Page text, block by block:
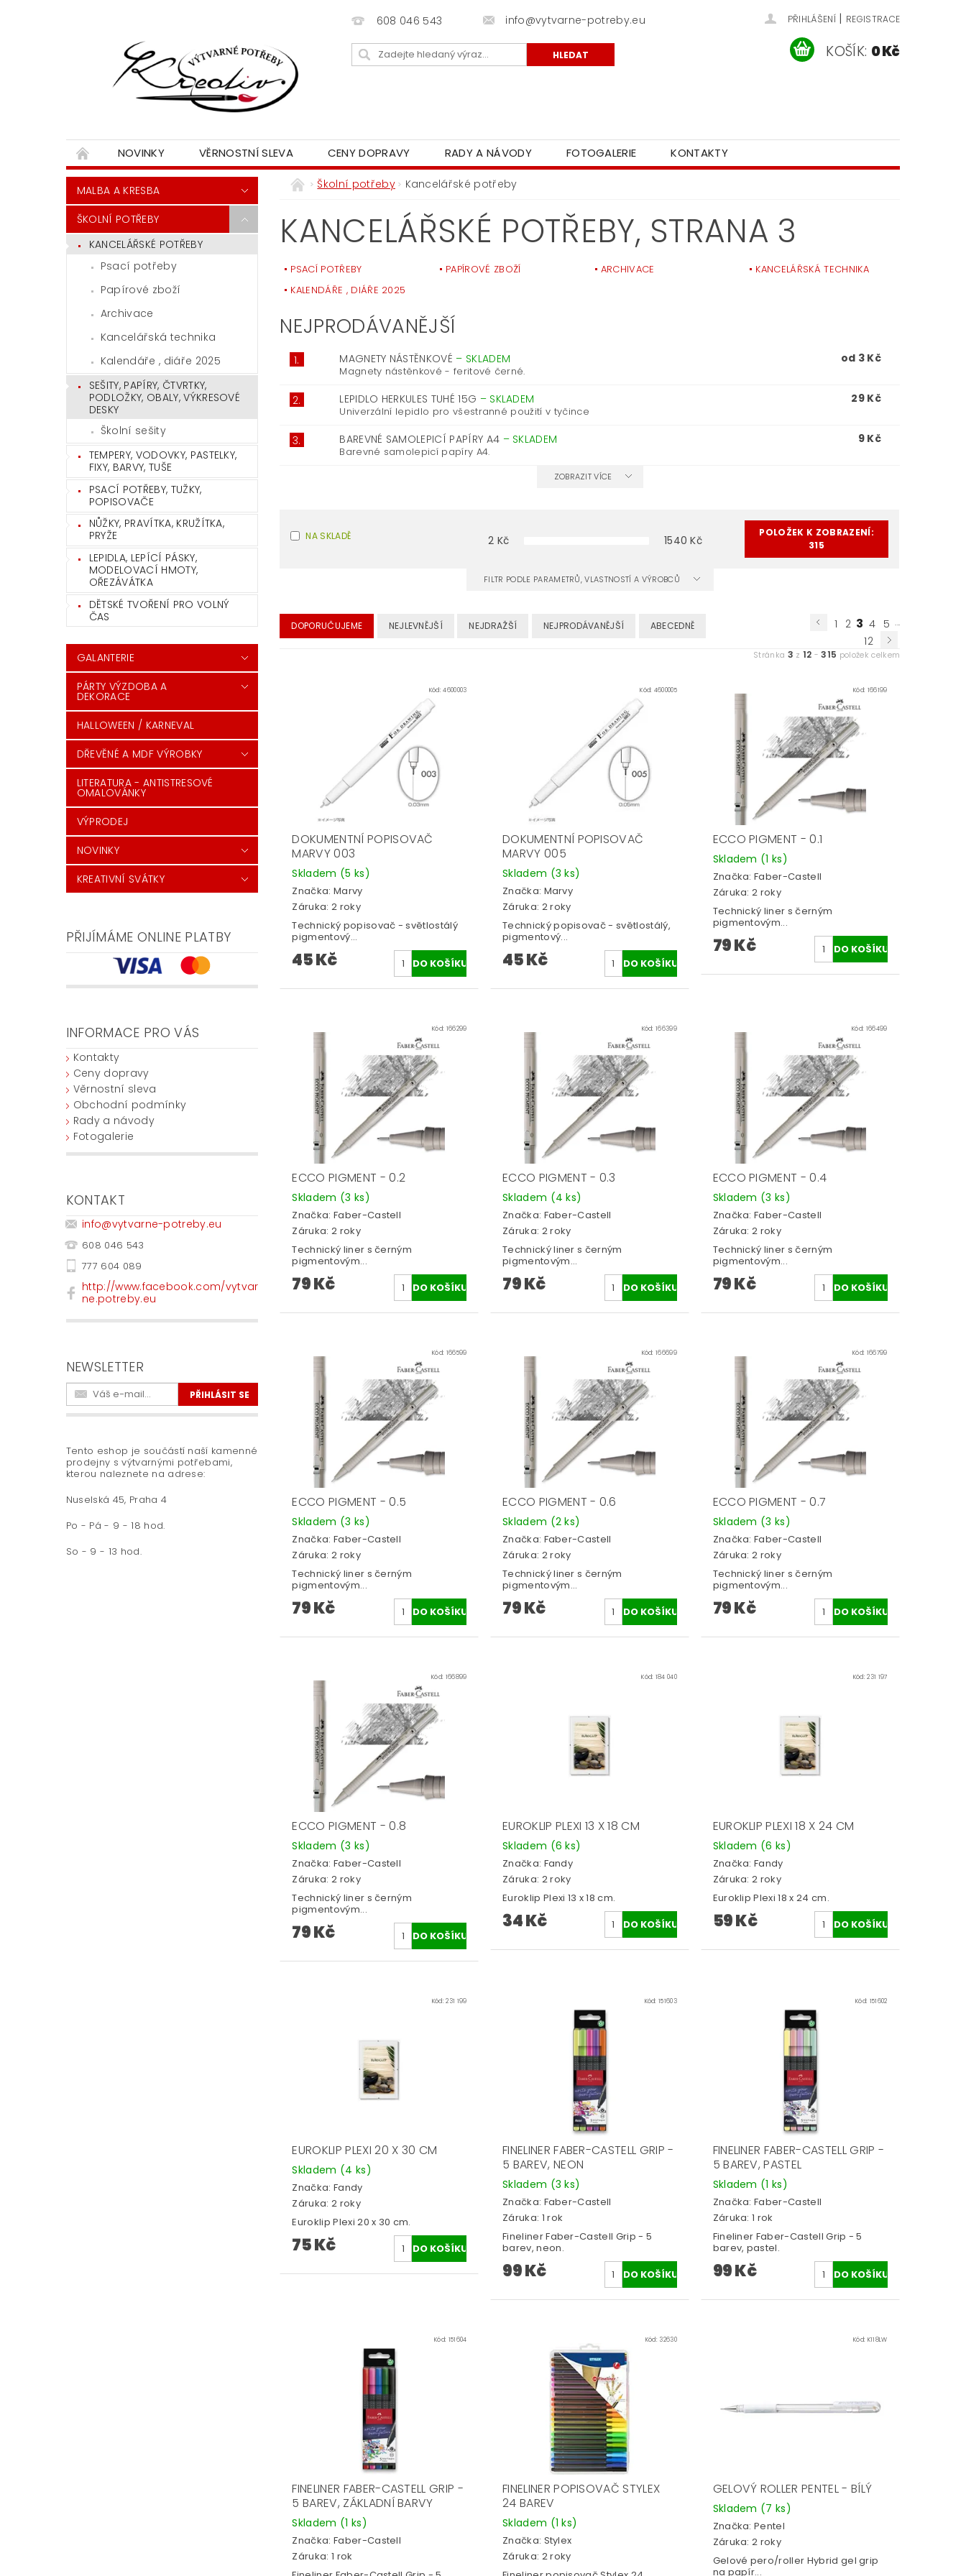
608 046 543 info@vytvarne-potreby.eu PŘIHLÁŠENÍ | REGISTRACE
KOŠÍK: 0 Kč
NOVINKY VĚRNOSTNÍ SLEVA CENY DOPRAVY RADY A NÁVODY FOTOGALERIE KONTAKTY
MALBA A KRESBA
ŠKOLNÍ POTŘEBY
KANCELÁŘSKÉ POTŘEBY
Psací potřeby
Papírové zboží
Archivace
Kancelářská technika
Kalendáře , diáře 2025
SEŠITY, PAPÍRY, ČTVRTKY,
PODLOŽKY, OBALY, VÝKRESOVÉ
DESKY
Školní sešity
TEMPERY, VODOVKY, PASTELKY,
FIXY, BARVY, TUŠE
PSACÍ POTŘEBY, TUŽKY,
POPISOVAČE
NŮŽKY, PRAVÍTKA, KRUŽÍTKA,
PRYŽE
LEPIDLA, LEPÍCÍ PÁSKY,
MODELOVACÍ HMOTY,
OŘEZÁVÁTKA
DĚTSKÉ TVOŘENÍ PRO VOLNÝ
ČAS
GALANTERIE
PÁRTY VÝZDOBA A
DEKORACE
HALLOWEEN / KARNEVAL
DŘEVĚNÉ A MDF VÝROBKY
LITERATURA - ANTISTRESOVÉ
OMALOVÁNKY
VÝPRODEJ
NOVINKY
KREATIVNÍ SVÁTKY
PŘIJÍMÁME ONLINE PLATBY
INFORMACE PRO VÁS
Kontakty
Ceny dopravy
Věrnostní sleva
Obchodní podmínky
Rady a návody
Fotogalerie
KONTAKT
info@vytvarne-potreby.eu
608 046 543
777 604 089
http://www.facebook.com/vytvar
ne.potreby.eu
NEWSLETTER
Tento eshop je součástí naší kamenné
prodejny s výtvarnými potřebami,
kterou naleznete na adrese:
Nuselská 45, Praha 4
Po - Pá - 9 - 18 hod.
So - 9 - 13 hod.
Školní potřeby Kancelářské potřeby
KANCELÁŘSKÉ POTŘEBY, STRANA 3
PSACÍ POTŘEBY PAPÍROVÉ ZBOŽÍ ARCHIVACE
KANCELÁŘSKÁ TECHNIKA
KALENDÁŘE , DIÁŘE 2025
NEJPRODÁVANĚJŠÍ
1. MAGNETY NÁSTĚNKOVÉ – SKLADEM
Magnety nástěnkové - feritové černé.
od 3 Kč
2. LEPIDLO HERKULES TUHÉ 15G – SKLADEM
Univerzální lepidlo pro všestranné použití v tyčince
29 Kč
3. BAREVNÉ SAMOLEPICÍ PAPÍRY A4 – SKLADEM
Barevné samolepicí papíry A4.
9 Kč
ZOBRAZIT VÍCE
NA SKLADĚ 2 Kč 1540 Kč
POLOŽEK K ZOBRAZENÍ:
315
FILTR PODLE PARAMETRŮ, VLASTNOSTÍ A VÝROBCŮ
DOPORUČUJEME NEJLEVNĚJŠÍ NEJDRAŽŠÍ NEJPRODÁVANĚJŠÍ ABECEDNĚ 1 2 3 4 5 ...
12
Stránka 3 z 12 -315 položek celkem
Kód:4600003
DOKUMENTNÍ POPISOVAČ
MARVY 003
Skladem (5 ks)
Značka: Marvy
Záruka: 2 roky
Technický popisovač - světlostálý
pigmentový...
45 Kč
Kód: 4600005
DOKUMENTNÍ POPISOVAČ
MARVY 005
Skladem (3 ks)
Značka: Marvy
Záruka: 2 roky
Technický popisovač - světlostálý,
pigmentový...
45 Kč
Kód: 166199
ECCO PIGMENT - 0.1
Skladem (1 ks)
Značka:Faber-Castell
Záruka: 2 roky
Technický liner s černým
pigmentovým...
79 Kč
Kód: 166299
ECCO PIGMENT - 0.2
Skladem (3 ks)
Značka: Faber-Castell
Záruka: 2 roky
Technický liner s černým
pigmentovým...
79 Kč
Kód:166399
ECCO PIGMENT - 0.3
Skladem (4 ks)
Značka: Faber-Castell
Záruka: 2 roky
Technický liner s černým
pigmentovým...
79 Kč
Kód: 166499
ECCO PIGMENT - 0.4
Skladem (3 ks)
Značka:Faber-Castell
Záruka: 2 roky
Technický liner s černým
pigmentovým...
79 Kč
Kód: 166599
ECCO PIGMENT - 0.5
Skladem (3 ks)
Značka: Faber-Castell
Záruka: 2 roky
Technický liner s černým
pigmentovým...
79 Kč
Kód:166699
ECCO PIGMENT - 0.6
Skladem (2 ks)
Značka: Faber-Castell
Záruka: 2 roky
Technický liner s černým
pigmentovým...
79 Kč
Kód: 166799
ECCO PIGMENT - 0.7
Skladem (3 ks)
Značka:Faber-Castell
Záruka: 2 roky
Technický liner s černým
pigmentovým...
79 Kč
Kód: 166899
ECCO PIGMENT - 0.8
Skladem (3 ks)
Značka: Faber-Castell
Záruka: 2 roky
Technický liner s černým
pigmentovým...
79 Kč
Kód: 184 040
EUROKLIP PLEXI 13 X 18 CM
Skladem (6 ks)
Značka: Fandy
Záruka: 2 roky
Euroklip Plexi 13 x 18 cm.
34 Kč
Kód:231 197
EUROKLIP PLEXI 18 X 24 CM
Skladem (6 ks)
Značka:Fandy
Záruka: 2 roky
Euroklip Plexi 18 x 24 cm.
59 Kč
Kód:231 199
EUROKLIP PLEXI 20 X 30 CM
Skladem (4 ks)
Značka: Fandy
Záruka: 2 roky
Euroklip Plexi 20 x 30 cm.
75 Kč
Kód:151603
FINELINER FABER-CASTELL GRIP -
5 BAREV, NEON
Skladem (3 ks)
Značka: Faber-Castell
Záruka: 1 rok
Fineliner Faber-Castell Grip - 5
barev, neon.
99 Kč
Kód: 151602
FINELINER FABER-CASTELL GRIP -
5 BAREV, PASTEL
Skladem (1 ks)
Značka:Faber-Castell
Záruka: 1 rok
Fineliner Faber-Castell Grip - 5
barev, pastel.
99 Kč
Kód: 151604
FINELINER FABER-CASTELL GRIP -
5 BAREV, ZÁKLADNÍ BARVY
Skladem (1 ks)
Značka: Faber-Castell
Záruka: 1 rok
Kód: 32630
FINELINER POPISOVAČ STYLEX
24 BAREV
Skladem (1 ks)
Značka: Stylex
Záruka: 2 roky
Kód: K118LW
GELOVÝ ROLLER PENTEL - BÍLÝ
Skladem (7 ks)
Značka:Pentel
Záruka: 2 roky
Gelové pero/roller Hybrid gel grip
na papír...